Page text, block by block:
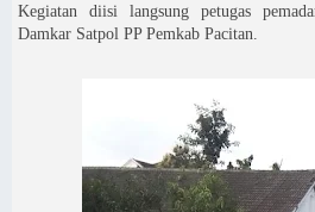
Kegiatan diisi langsung petugas
Damkar Satpol PP Pemkab Pacitan.